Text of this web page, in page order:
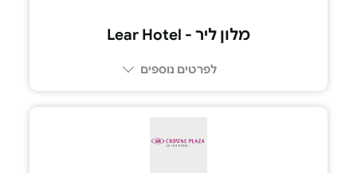
מלון ליר - Lear Hotel
לפרטים נוספים